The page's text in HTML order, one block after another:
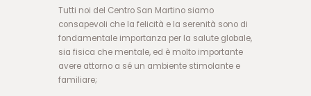
ی
ت
س
ی
ب
ب
Tutti noi del Centro San Martino siamo
consapevoli che la felicità e la serenità sono di
fondamentale importanza per la salute globale,
sia fisica che mentale, ed è molto importante
avere attorno a sé un ambiente stimolante e
familiare;